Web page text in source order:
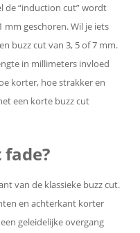
de “induction cut” wordt
geschoren. Wil je iets
buzz cut van 3, 5 of 7 mm.
in millimeters invloed
korter, hoe strakker en
een korte buzz cut
van de klassieke buzz cut.
en achterkant korter
geleidelijke overgang